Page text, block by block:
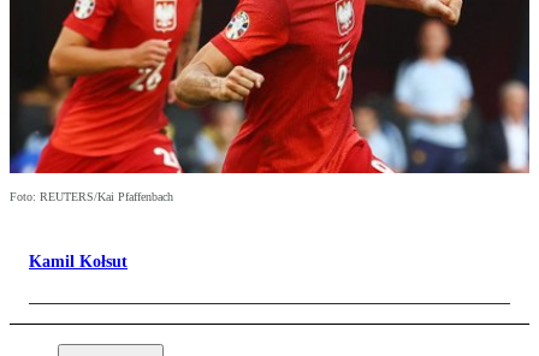
Foto: REUTERS/Kai Pfaffenbach
Kamil Kołsut